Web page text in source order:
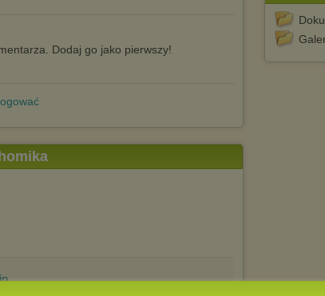
Dodaj go jako pierwszy!